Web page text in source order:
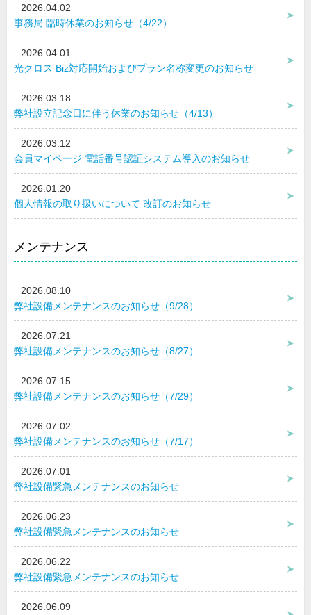
2026.04.02
事務局 臨時休業のお知らせ（4/22）
2026.04.01
光クロス Biz対応開始およびプラン名称変更のお知らせ
2026.03.18
弊社設立記念日に伴う休業のお知らせ（4/13）
2026.03.12
会員マイページ 電話番号認証システム導入のお知らせ
2026.01.20
個人情報の取り扱いについて 改訂のお知らせ
メンテナンス
2026.08.10
弊社設備メンテナンスのお知らせ（9/28）
2026.07.21
弊社設備メンテナンスのお知らせ（8/27）
2026.07.15
弊社設備メンテナンスのお知らせ（7/29）
2026.07.02
弊社設備メンテナンスのお知らせ（7/17）
2026.07.01
弊社設備緊急メンテナンスのお知らせ
2026.06.23
弊社設備緊急メンテナンスのお知らせ
2026.06.22
弊社設備緊急メンテナンスのお知らせ
2026.06.09